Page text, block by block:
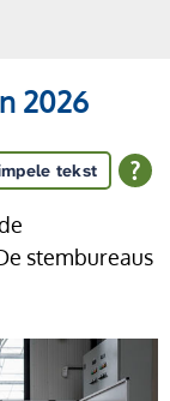
2026
tekst
stembureaus